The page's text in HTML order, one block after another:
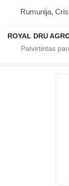
Rumunija,
ROYAL DRU